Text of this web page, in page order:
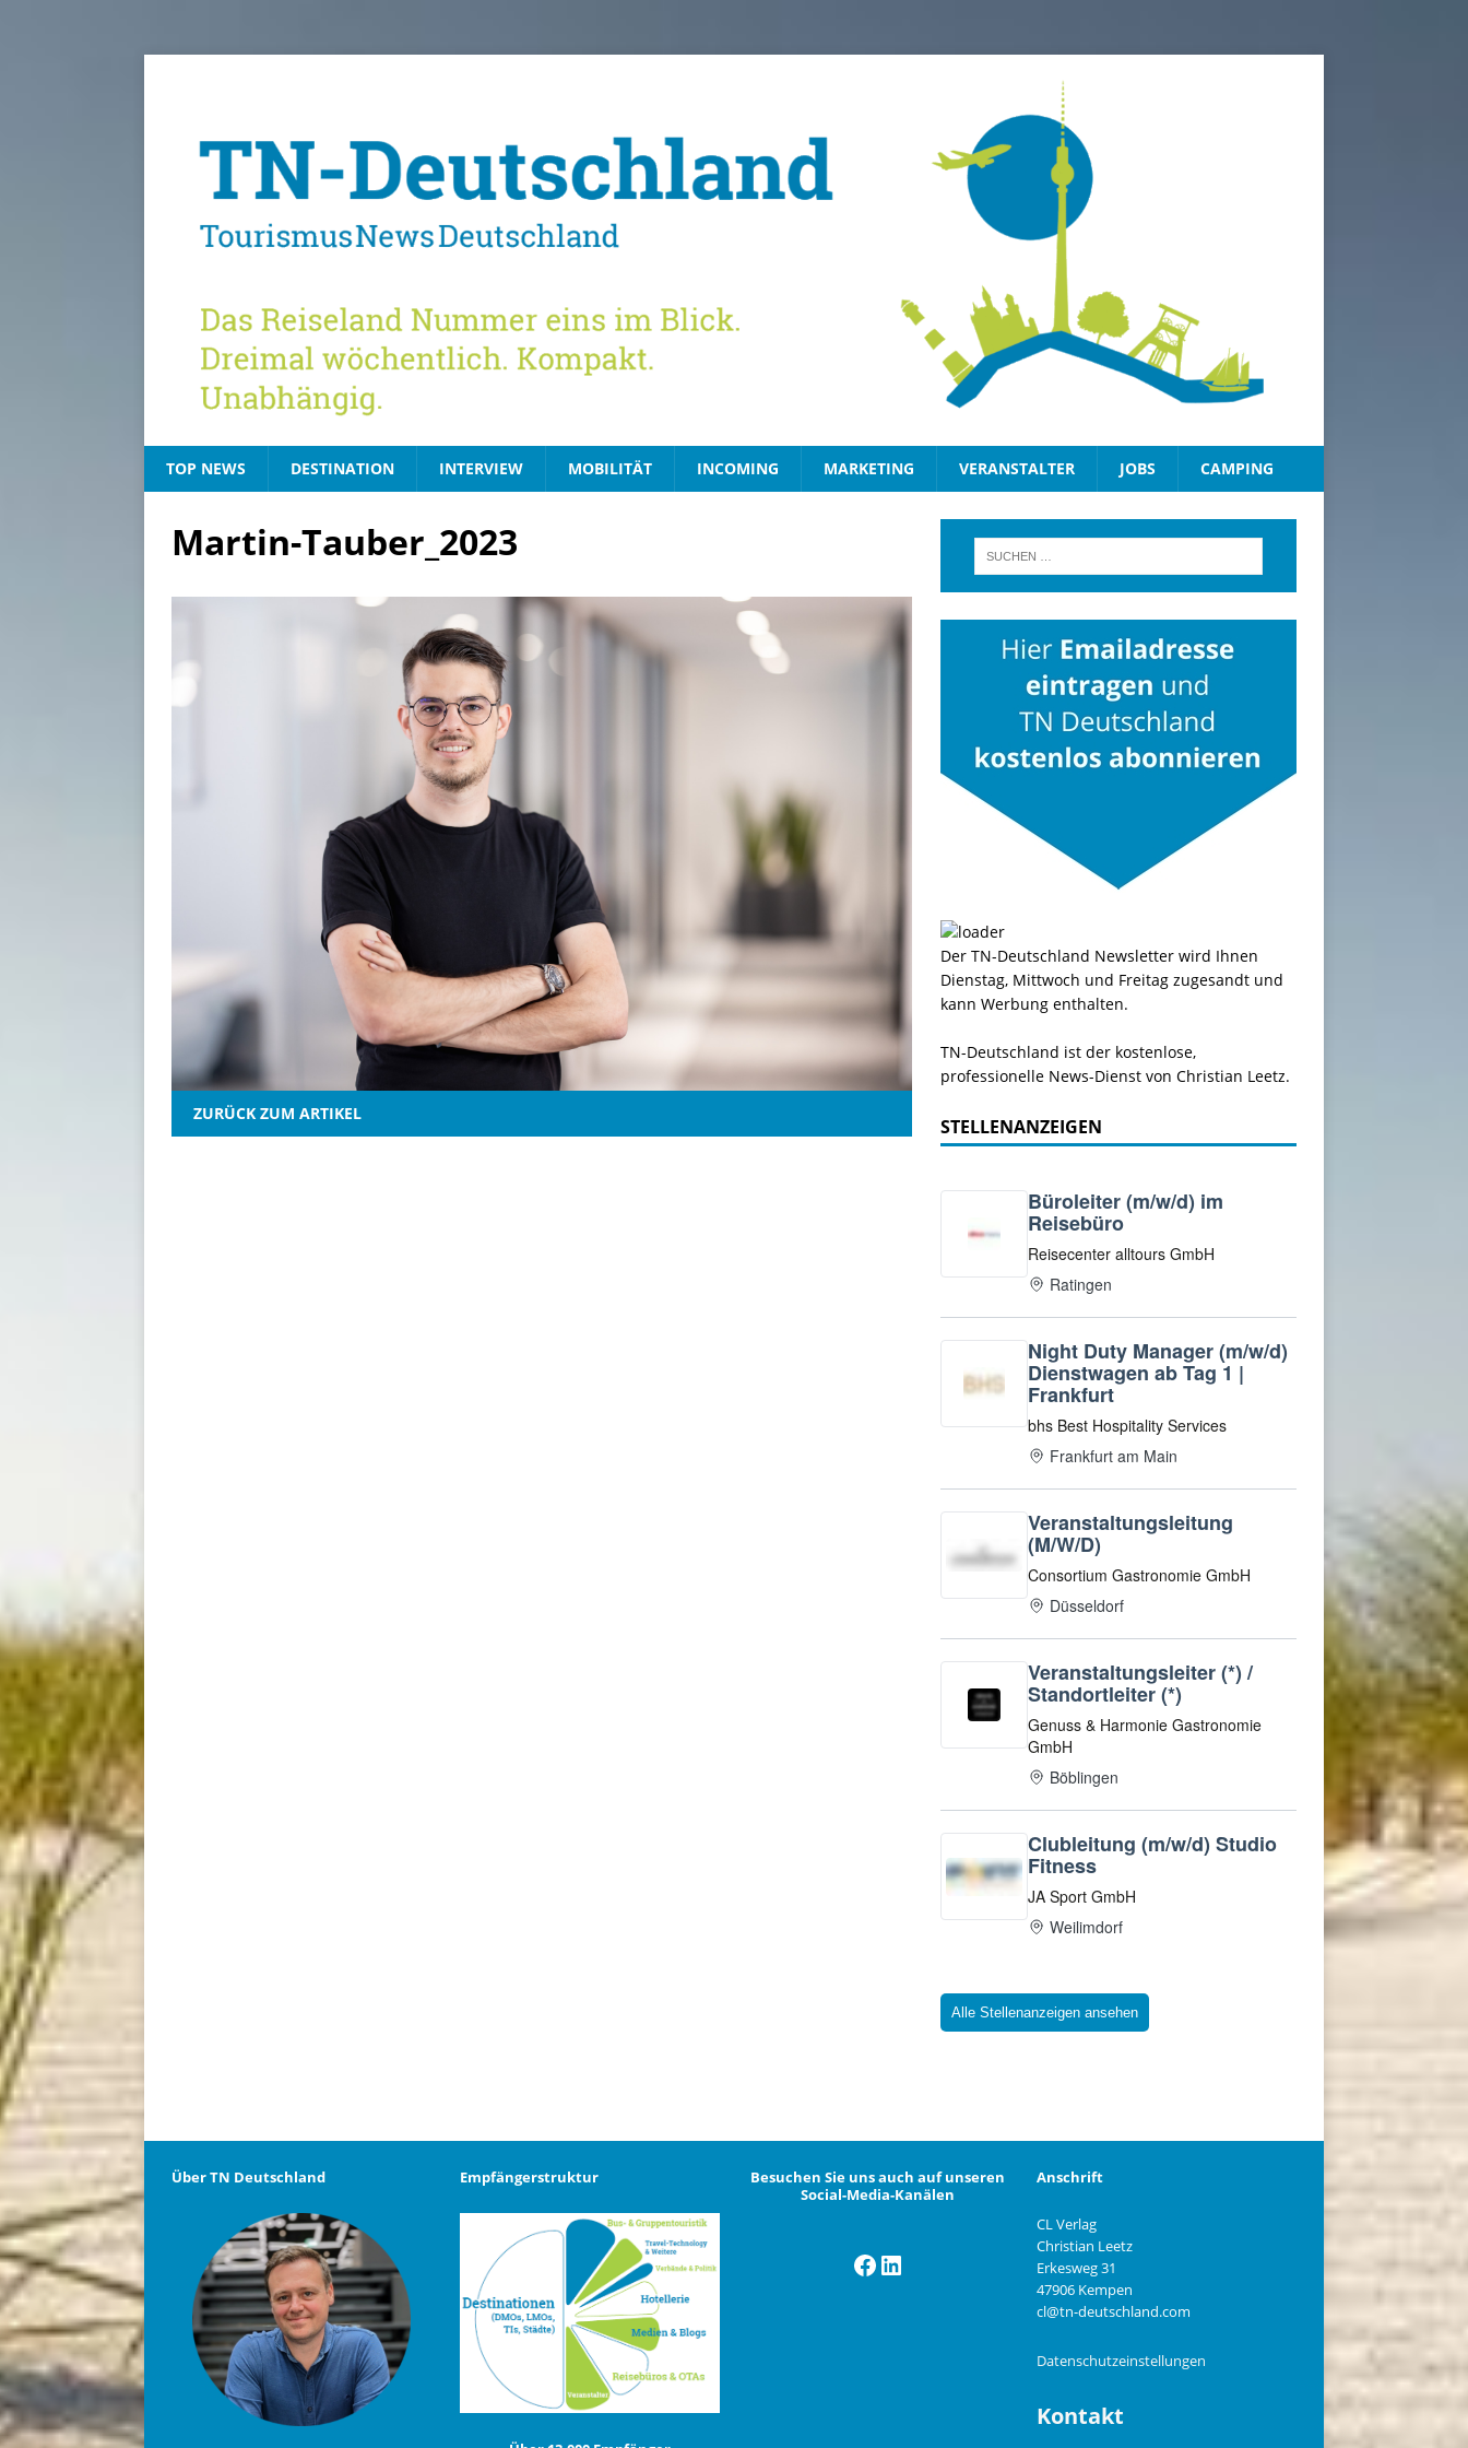
TOP NEWS DESTINATION INTERVIEW MOBILITÄT INCOMING MARKETING VERANSTALTER JOBS CAMPING
Martin-Tauber_2023
ZURÜCK ZUM ARTIKEL
Der TN-Deutschland Newsletter wird Ihnen
Dienstag, Mittwoch und Freitag zugesandt und
kann Werbung enthalten.
TN-Deutschland ist der kostenlose,
professionelle News-Dienst von Christian Leetz.
STELLENANZEIGEN
Alle Stellenanzeigen ansehen
Über TN Deutschland Empfängerstruktur
Besuchen Sie uns auch auf unseren
Social-Media-Kanälen
Facebook
LinkedIn
Anschrift
CL Verlag
Christian Leetz
Erkesweg 31
47906 Kempen
cl@tn-deutschland.com
Datenschutzeinstellungen
Kontakt